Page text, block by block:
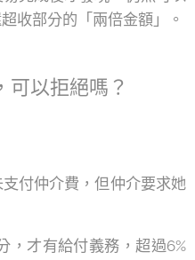
收部分的「兩倍金額」。
可以拒絕嗎？
付仲介費，但仲介要求她
，才有給付義務，超過6%